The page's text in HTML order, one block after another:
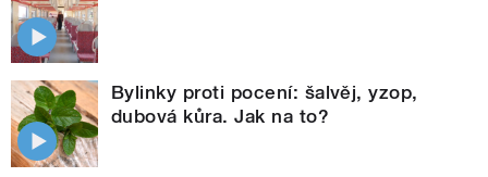
Bylinky proti pocení: šalvěj, yzop,
dubová kůra. Jak na to?